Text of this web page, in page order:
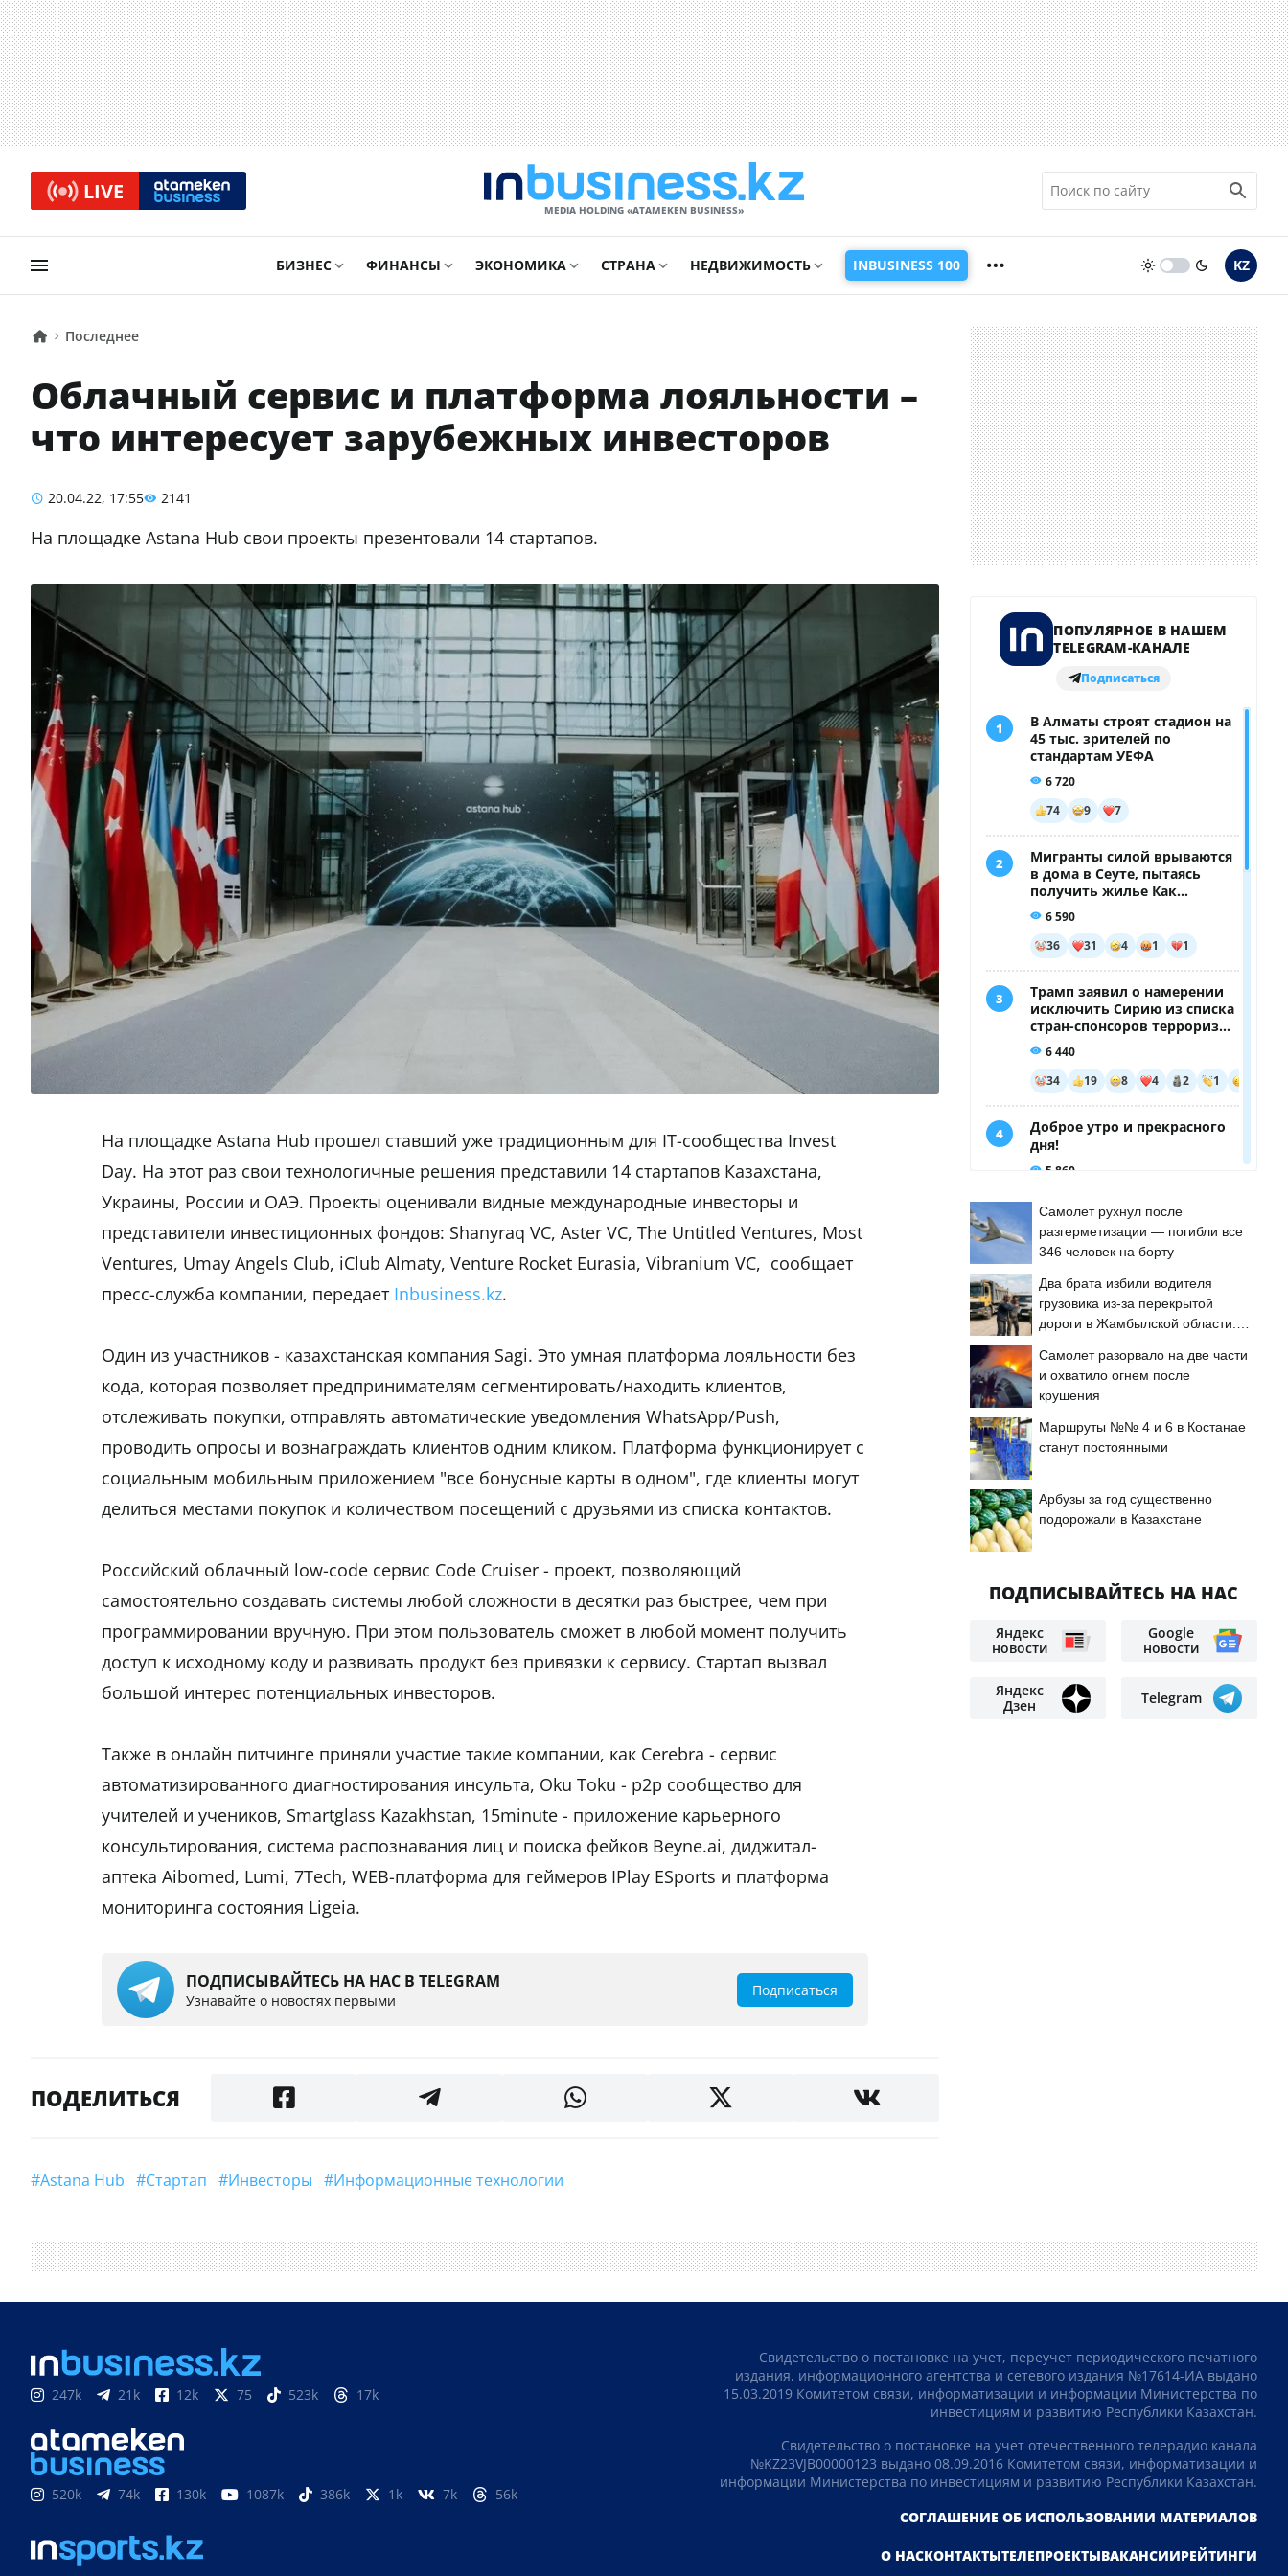
LIVE
MEDIA HOLDING «ATAMEKЕN BUSINESS»
БИЗНЕС ФИНАНСЫ ЭКОНОМИКА СТРАНА НЕДВИЖИМОСТЬ INBUSINESS 100 KZ
Последнее
Облачный сервис и платформа лояльности –
что интересует зарубежных инвесторов
20.04.22, 17:55 2141
На площадке Astana Hub свои проекты презентовали 14 стартапов.
На площадке Astana Hub прошел ставший уже традиционным для IT-сообщества Invest
Day. На этот раз свои технологичные решения представили 14 стартапов Казахстана,
Украины, России и ОАЭ. Проекты оценивали видные международные инвесторы и
представители инвестиционных фондов: Shanyraq VC, Aster VC, The Untitled Ventures, Most
Ventures, Umay Angels Club, iClub Almaty, Venture Rocket Eurasia, Vibranium VC, сообщает
пресс-служба компании, передает Inbusiness.kz.
Один из участников - казахстанская компания Sagi. Это умная платформа лояльности без
кода, которая позволяет предпринимателям сегментировать/находить клиентов,
отслеживать покупки, отправлять автоматические уведомления WhatsApp/Push,
проводить опросы и вознаграждать клиентов одним кликом. Платформа функционирует с
социальным мобильным приложением "все бонусные карты в одном", где клиенты могут
делиться местами покупок и количеством посещений с друзьями из списка контактов.
Российский облачный low-code сервис Code Cruiser - проект, позволяющий
самостоятельно создавать системы любой сложности в десятки раз быстрее, чем при
программировании вручную. При этом пользователь сможет в любой момент получить
доступ к исходному коду и развивать продукт без привязки к сервису. Стартап вызвал
большой интерес потенциальных инвесторов.
Также в онлайн питчинге приняли участие такие компании, как Cerebra - сервис
автоматизированного диагностирования инсульта, Oku Toku - p2p сообщество для
учителей и учеников, Smartglass Kazakhstan, 15minute - приложение карьерного
консультирования, система распознавания лиц и поиска фейков Beyne.ai, диджитал-
аптека Aibomed, Lumi, 7Tech, WEB-платформа для геймеров IPlay ESports и платформа
мониторинга состояния Ligeia.
ПОДПИСЫВАЙТЕСЬ НА НАС В TELEGRAM
Узнавайте о новостях первыми
Подписаться
ПОДЕЛИТЬСЯ
#Astana Hub #Стартап #Инвесторы #Информационные технологии
Самолет рухнул после
разгерметизации — погибли все
346 человек на борту
Два брата избили водителя
грузовика из-за перекрытой
дороги в Жамбылской области:
Самолет разорвало на две части
и охватило огнем после
крушения
Маршруты №№ 4 и 6 в Костанае
станут постоянными
Арбузы за год существенно
подорожали в Казахстане
ПОДПИСЫВАЙТЕСЬ НА НАС
Яндекс
новости
Google
новости
Яндекс
Дзен
Telegram
247k 21k 12k 75 523k 17k
520k 74k 130k 1087k 386k 1k 7k 56k
Свидетельство о постановке на учет, переучет периодического печатного
издания, информационного агентства и сетевого издания №17614-ИА выдано
15.03.2019 Комитетом связи, информатизации и информации Министерства по
инвестициям и развитию Республики Казахстан.
Свидетельство о постановке на учет отечественного телерадио канала
№KZ23VJB00000123 выдано 08.09.2016 Комитетом связи, информатизации и
информации Министерства по инвестициям и развитию Республики Казахстан.
СОГЛАШЕНИЕ ОБ ИСПОЛЬЗОВАНИИ МАТЕРИАЛОВ
О НАСКОНТАКТЫТЕЛЕПРОЕКТЫВАКАНСИИРЕЙТИНГИ